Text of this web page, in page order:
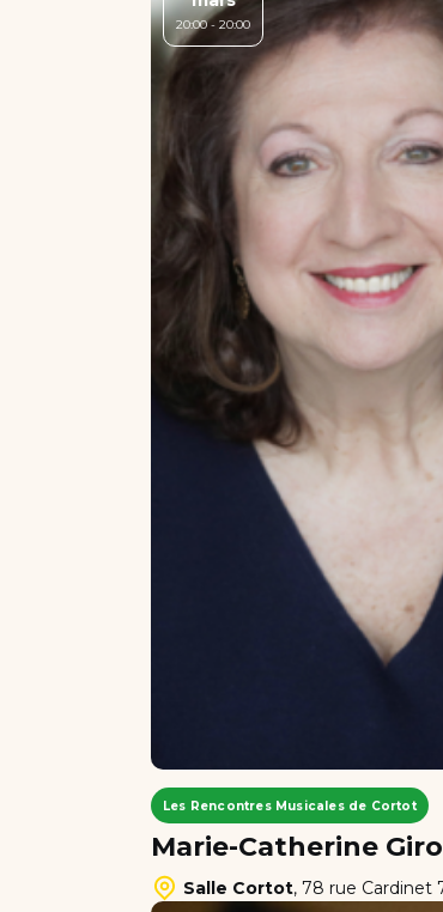
20:00 - 20:00
Les Rencontres Musicales de Cortot
Marie-Catherine
Salle Cortot, 78 rue Cardinet